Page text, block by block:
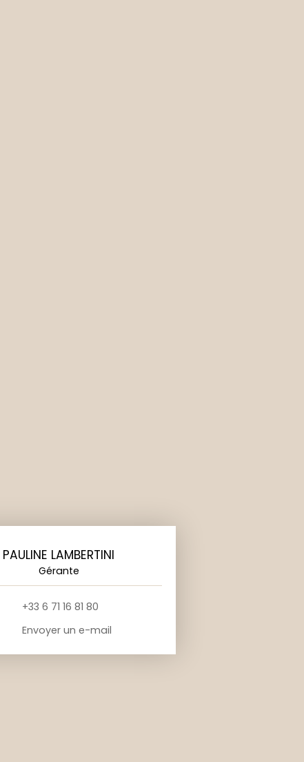
PAULINE LAMBERTINI
Gérante
+33 6 71 16 81 80
Envoyer un e-mail